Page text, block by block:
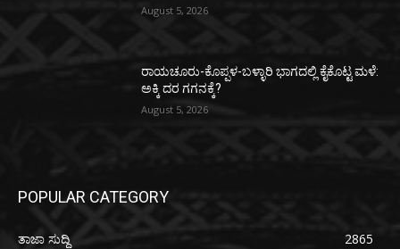
August 5, 2026
ರಾಯಚೂರು-ಕೊಪ್ಪಳ-ಬಳ್ಳಾರಿ ಭಾಗದಲ್ಲಿ ಕೈಕೊಟ್ಟ ಮಳೆ:
ಅಕ್ಕಿ ದರ ಗಗನಕ್ಕೆ?
August 5, 2026
POPULAR CATEGORY
ತಾಜಾ ಸುದ್ದಿ
2865